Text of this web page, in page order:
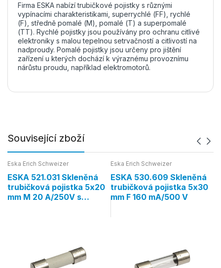
Firma ESKA nabízí trubičkové pojistky s různými
vypínacími charakteristikami, superrychlé (FF), rychlé
(F), středně pomalé (M), pomalé (T) a superpomalé
(TT). Rychlé pojistky jsou používány pro ochranu citlivé
elektroniky s malou tepelnou setrvačností a citlivostí na
nadproudy. Pomalé pojistky jsou určeny pro jištění
zařízení u kterých dochází k výraznému provoznímu
nárůstu proudu, například elektromotorů.
Související zboží
Eska Erich Schweizer
ESKA 521.031 Skleněná
trubičková pojistka 5x20
mm M 20 A/250V s
Eska Erich Schweizer
ESKA 530.609 Skleněná
trubičková pojistka 5x30
mm F 160 mA/500 V